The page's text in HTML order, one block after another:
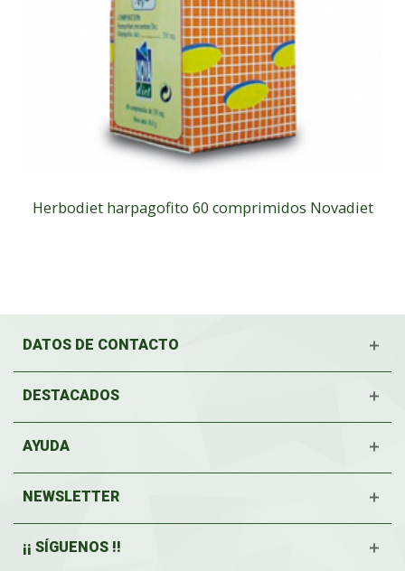
Herbodiet harpagofito 60 comprimidos Novadiet
DATOS DE CONTACTO
DESTACADOS
AYUDA
NEWSLETTER
¡¡ SÍGUENOS !!